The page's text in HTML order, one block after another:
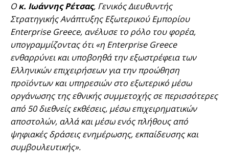
Οκ. Ιωάννης Ρέτσας, Γενικός Διευθυντής
Στρατηγικής Ανάπτυξης Εξωτερικού Εμπορίου
Enterprise Greece, ανέλυσε το ρόλο του φορέα,
υπογραμμίζοντας ότι «η Enterprise Greece
ενθαρρύνει και υποβοηθά την εξωστρέφεια των
Ελληνικών επιχειρήσεων για την προώθηση
προϊόντων και υπηρεσιών στο εξωτερικό μέσω
οργάνωσης της εθνικής συμμετοχής σε περισσότερες
από 50 διεθνείς εκθέσεις, μέσω επιχειρηματικών
αποστολών, αλλά και μέσω ενός πλήθους από
ψηφιακές δράσεις ενημέρωσης, εκπαίδευσης και
συμβουλευτικής».